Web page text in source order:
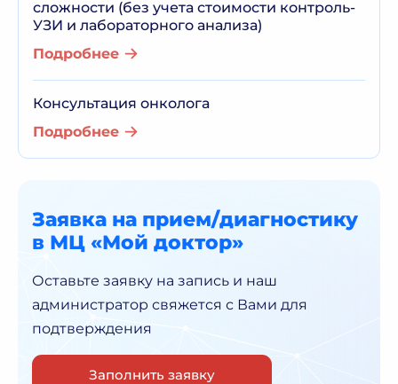
сложности (без учета стоимости контроль-
УЗИ и лабораторного анализа)
Подробнее
Консультация онколога
Подробнее
Заявка на прием/диагностику
в МЦ «Мой доктор»
Оставьте заявку на запись и наш
администратор свяжется с Вами для
подтверждения
Заполнить заявку